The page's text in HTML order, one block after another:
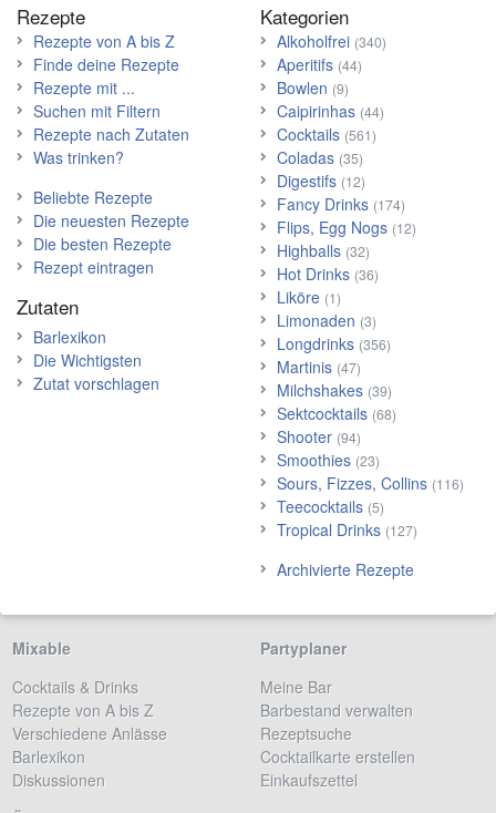
Rezepte
Rezepte von A bis Z
Finde deine Rezepte
Rezepte mit ...
Suchen mit Filtern
Rezepte nach Zutaten
Was trinken?
Beliebte Rezepte
Die neuesten Rezepte
Die besten Rezepte
Rezept eintragen
Zutaten
Barlexikon
Die Wichtigsten
Zutat vorschlagen
Kategorien
Alkoholfrei (340)
Aperitifs (44)
Bowlen (9)
Caipirinhas (44)
Cocktails (561)
Coladas (35)
Digestifs (12)
Fancy Drinks (174)
Flips, Egg Nogs (12)
Highballs (32)
Hot Drinks (36)
Liköre (1)
Limonaden (3)
Longdrinks (356)
Martinis (47)
Milchshakes (39)
Sektcocktails (68)
Shooter (94)
Smoothies (23)
Sours, Fizzes, Collins (116)
Teecocktails (5)
Tropical Drinks (127)
Archivierte Rezepte
Mixable
Cocktails & Drinks
Rezepte von A bis Z
Verschiedene Anlässe
Barlexikon
Diskussionen
Partyplaner
Meine Bar
Barbestand verwalten
Rezeptsuche
Cocktailkarte erstellen
Einkaufszettel